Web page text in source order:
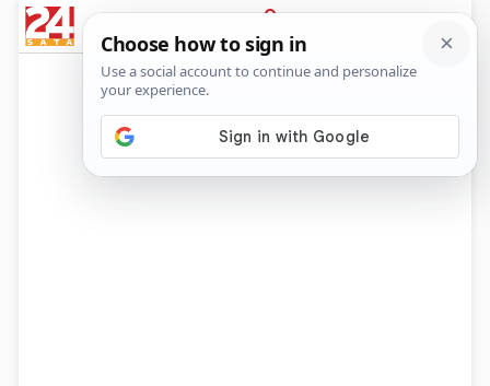
PRIJAVA
News